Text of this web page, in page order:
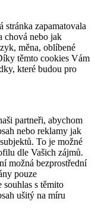
stránka zapamatovala
chová nebo jak
měna, oblíbené
těmto cookies Vám
které budou pro
partneři, abychom
nebo reklamy jak
To je možné
dle Vašich zájmů.
možná bezprostřední
pouze
s těmito
ušitý na míru